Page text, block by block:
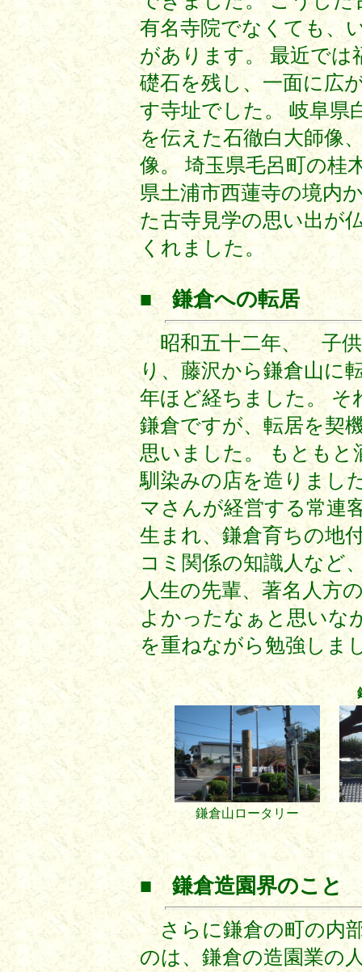
有名寺院でなくても、
があります。 最近では
礎石を残し、一面に広
す寺址でした。 岐阜県
を伝えた石徹白大師像
像。 埼玉県毛呂町の桂
県土浦市西蓮寺の境内
た古寺見学の思い出が
くれました。
■ 鎌倉への転居
昭和五十二年、 子供
り、藤沢から鎌倉山に
年ほど経ちました。 そ
鎌倉ですが、転居を契
思いました。 もとも
馴染みの店を造りまし
マさんが経営する常連
生まれ、鎌倉育ちの地
コミ関係の知識人など
人生の先輩、著名人方
よかったなぁと思いな
を重ねながら勉強しま
鎌倉山ロータリー
■ 鎌倉造園界のこと
さらに鎌倉の町の内
のは、鎌倉の造園業の